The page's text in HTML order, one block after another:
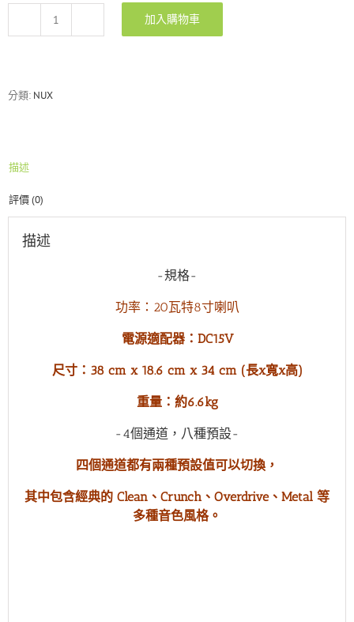
NUX
數
加入購物車
分類: NUX
描述
評價 (0)
描述
-規格-
功率：20瓦特8寸喇叭
電源適配器：DC15V
尺寸：38 cm x 18.6 cm x 34 cm (長x寬x高)
重量：約6.6kg
-4個通道，八種預設-
四個通道都有兩種預設值可以切換，
其中包含經典的 Clean、Crunch、Overdrive、Metal 等
多種音色風格。